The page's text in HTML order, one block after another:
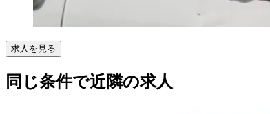
求人を見る
同じ条件で近隣の求人